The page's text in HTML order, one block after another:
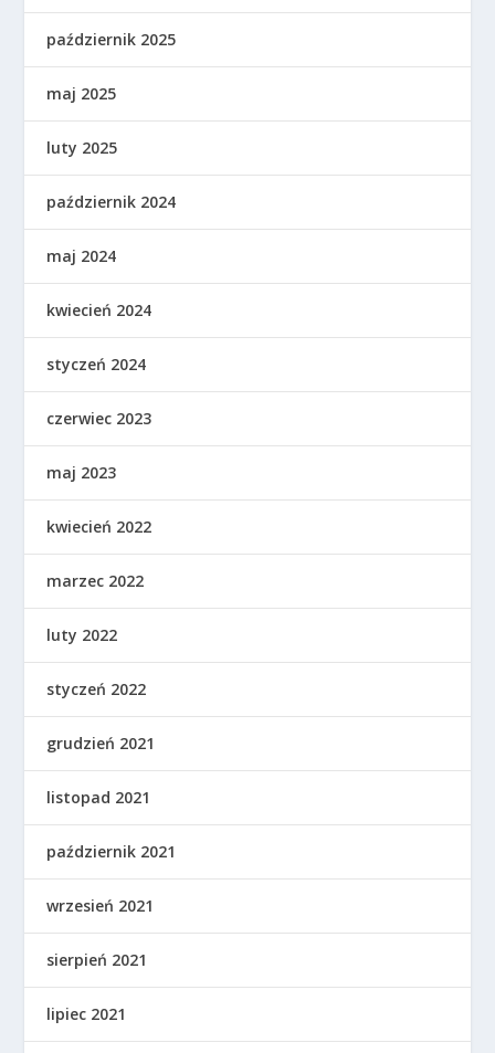
październik 2025
maj 2025
luty 2025
październik 2024
maj 2024
kwiecień 2024
styczeń 2024
czerwiec 2023
maj 2023
kwiecień 2022
marzec 2022
luty 2022
styczeń 2022
grudzień 2021
listopad 2021
październik 2021
wrzesień 2021
sierpień 2021
lipiec 2021